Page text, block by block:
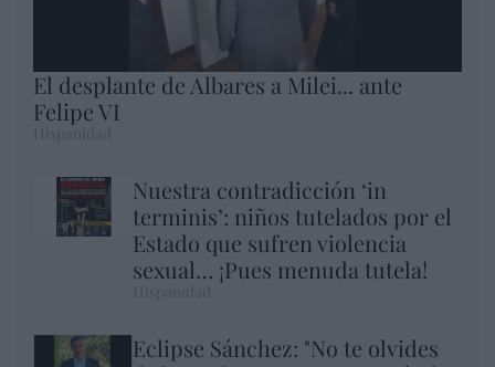
El desplante de Albares a Milei... ante
Felipe VI
Nuestra contradicción ‘in
terminis’: niños tutelados por el
Estado que sufren violencia
sexual… ¡Pues menuda tutela!
Eclipse Sánchez: "No te olvides